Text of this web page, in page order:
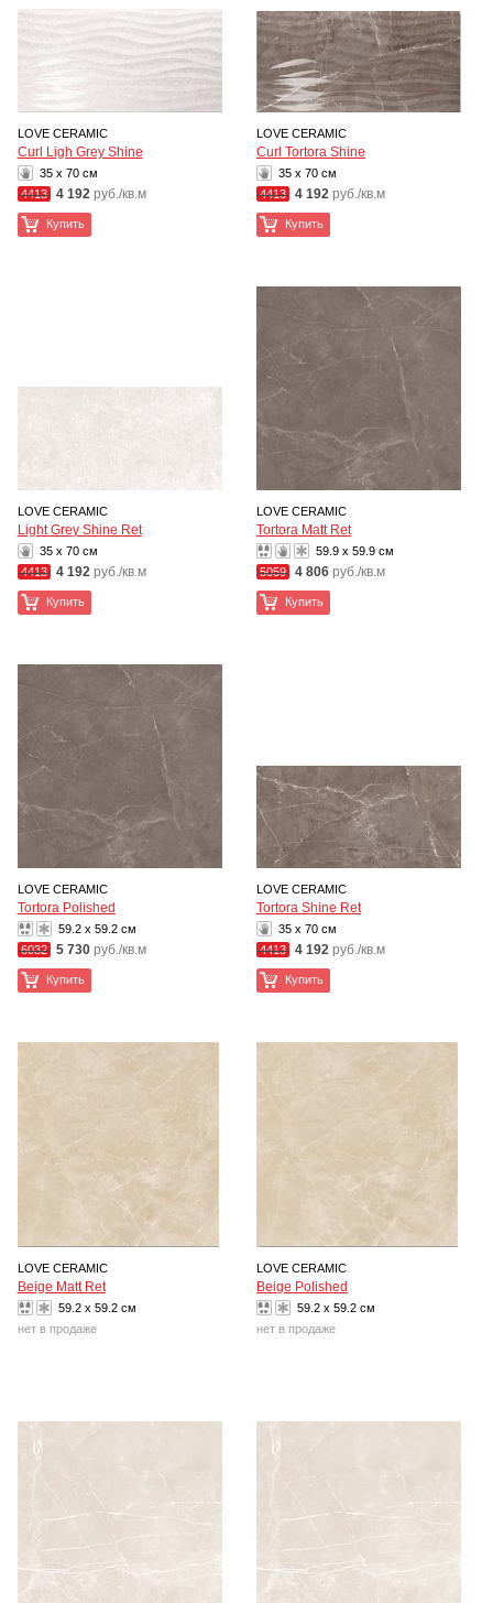
LOVE CERAMIC
Curl Ligh Grey Shine
35 x 70 см
4413 4 192 руб./кв.м
Купить
LOVE CERAMIC
Curl Tortora Shine
35 x 70 см
4413 4 192 руб./кв.м
Купить
LOVE CERAMIC
Light Grey Shine Ret
35 x 70 см
4413 4 192 руб./кв.м
Купить
LOVE CERAMIC
Tortora Matt Ret
59.9 x 59.9 см
5059 4 806 руб./кв.м
Купить
LOVE CERAMIC
Tortora Polished
59.2 x 59.2 см
6032 5 730 руб./кв.м
Купить
LOVE CERAMIC
Tortora Shine Ret
35 x 70 см
4413 4 192 руб./кв.м
Купить
LOVE CERAMIC
Beige Matt Ret
59.2 x 59.2 см
нет в продаже
LOVE CERAMIC
Beige Polished
59.2 x 59.2 см
нет в продаже